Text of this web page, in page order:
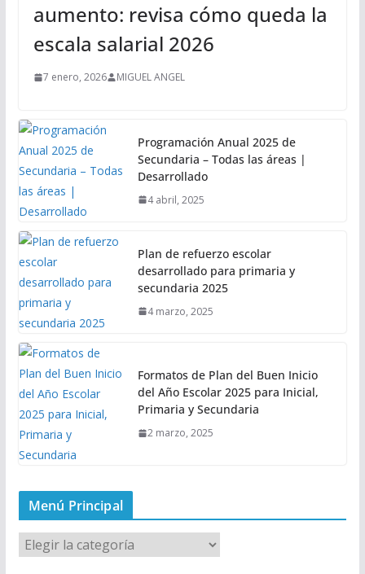
aumento: revisa cómo queda la
escala salarial 2026
7 enero, 2026 MIGUEL ANGEL
Programación Anual 2025 de
Secundaria – Todas las áreas |
Desarrollado
4 abril, 2025
Plan de refuerzo escolar
desarrollado para primaria y
secundaria 2025
4 marzo, 2025
Formatos de Plan del Buen Inicio
del Año Escolar 2025 para Inicial,
Primaria y Secundaria
2 marzo, 2025
Menú Principal
M
e